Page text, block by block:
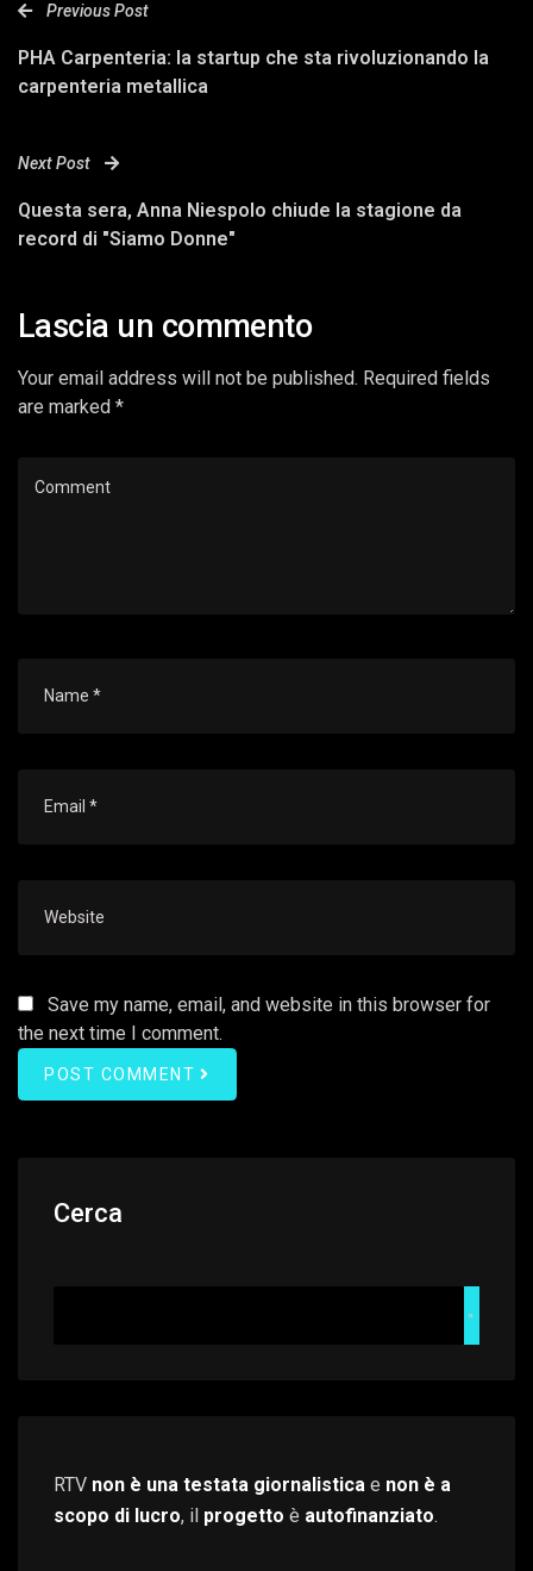
Previous Post
PHA Carpenteria: la startup che sta rivoluzionando la
carpenteria metallica
Next Post
Questa sera, Anna Niespolo chiude la stagione da
record di "Siamo Donne"
Lascia un commento
Your email address will not be published. Required fields
are marked *
Save my name, email, and website in this browser for
the next time I comment.
POST COMMENT
Cerca
RTV non è una testata giornalistica e non è a
scopo di lucro, il progetto è autofinanziato.